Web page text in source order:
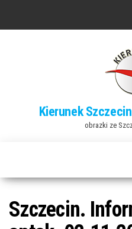
Kierunek
obrazki ze
Szczecin.